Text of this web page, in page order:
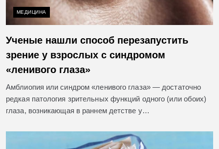
МЕДИЦИНА
Ученые нашли способ перезапустить
зрение у взрослых с синдромом
«ленивого глаза»
Амблиопия или синдром «ленивого глаза» — достаточно
редкая патология зрительных функций одного (или обоих)
глаза, возникающая в раннем детстве у…